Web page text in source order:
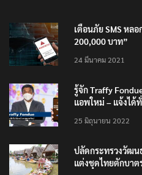
เตือนภัย SMS หล
200,000 บาท”
24 มีนาคม 2021
รู้จัก Traffy
แอพใหม่ – แจ้งได้
25 มิถุนายน 2022
ปลัดกระทรวงวัฒน
แต่งชุดไทยตักบาต